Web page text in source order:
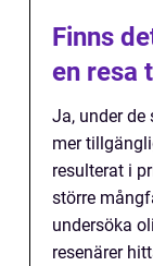
Finns
en resa
Ja, under de
mer
resulterat i
större
undersöka
resenärer